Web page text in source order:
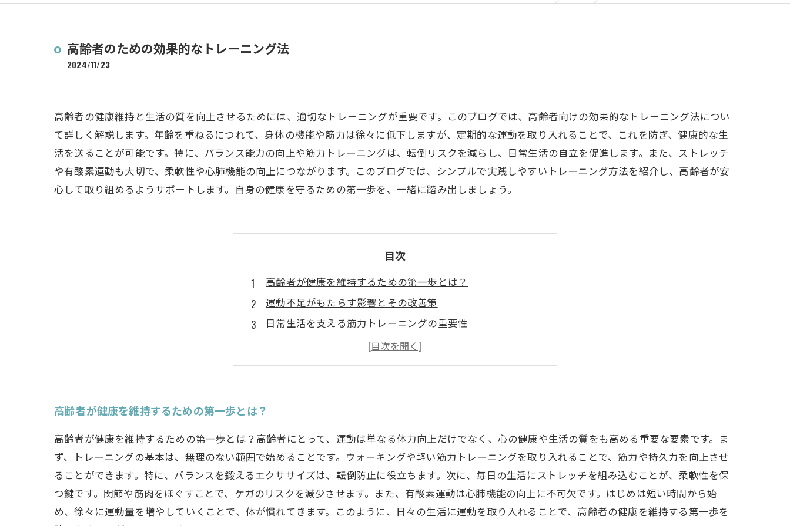
高齢者のための効果的なトレーニング法
2024/11/23
高齢者の健康維持と生活の質を向上させるためには、適切なトレーニングが重要です。このブログでは、高齢者向けの効果的なトレーニング法につい
て詳しく解説します。年齢を重ねるにつれて、身体の機能や筋力は徐々に低下しますが、定期的な運動を取り入れることで、これを防ぎ、健康的な生
活を送ることが可能です。特に、バランス能力の向上や筋力トレーニングは、転倒リスクを減らし、日常生活の自立を促進します。また、ストレッチ
や有酸素運動も大切で、柔軟性や心肺機能の向上につながります。このブログでは、シンプルで実践しやすいトレーニング方法を紹介し、高齢者が安
心して取り組めるようサポートします。自身の健康を守るための第一歩を、一緒に踏み出しましょう。
目次
高齢者が健康を維持するための第一歩とは？
運動不足がもたらす影響とその改善策
日常生活を支える筋力トレーニングの重要性
バランス能力向上の秘訣：転倒リスクを減らすトレーニング
柔軟性向上に役立つストレッチ法とは？
高齢者が健康を維持するための第一歩とは？
高齢者が健康を維持するための第一歩とは？高齢者にとって、運動は単なる体力向上だけでなく、心の健康や生活の質をも高める重要な要素です。ま
ず、トレーニングの基本は、無理のない範囲で始めることです。ウォーキングや軽い筋力トレーニングを取り入れることで、筋力や持久力を向上させ
ることができます。特に、バランスを鍛えるエクササイズは、転倒防止に役立ちます。次に、毎日の生活にストレッチを組み込むことが、柔軟性を保
つ鍵です。関節や筋肉をほぐすことで、ケガのリスクを減少させます。また、有酸素運動は心肺機能の向上に不可欠です。はじめは短い時間から始
め、徐々に運動量を増やしていくことで、体が慣れてきます。このように、日々の生活に運動を取り入れることで、高齢者の健康を維持する第一歩を